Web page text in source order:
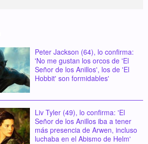
Peter Jackson (64), lo confirma:
'No me gustan los orcos de 'El
Señor de los Anillos', los de 'El
Hobbit' son formidables'
Liv Tyler (49), lo confirma: 'El
Señor de los Anillos iba a tener
más presencia de Arwen, incluso
luchaba en el Abismo de Helm'